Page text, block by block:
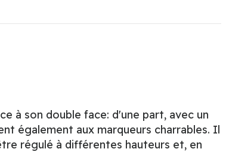
à son double face: d'une part, avec un
également aux marqueurs charrables. Il
régulé à différentes hauteurs et, en